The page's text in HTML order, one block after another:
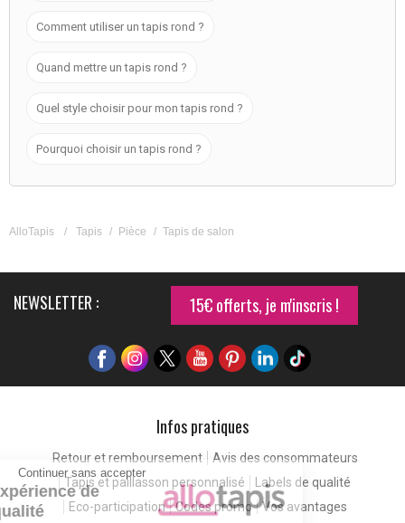
Continuer sans accepter
Pour une expérience de
meilleure qualité
Comment utiliser un tapis rond ?
Quand mettre un tapis rond ?
Quel style choisir pour mon tapis rond ?
Pourquoi choisir un tapis rond ?
AlloTapis / Tapis / Pièce / Tapis de salon
NEWSLETTER : 15€ offerts, je m'inscris !
Infos pratiques
Retour et remboursement
Avis des consommateurs
Tapis et paillasson personnalisé
Labels de qualité
Eco-participation
Codes promo Vos avantages